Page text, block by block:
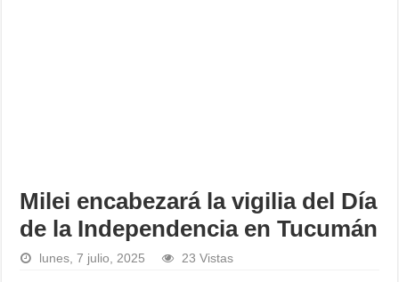
Milei encabezará la vigilia del Día
de la Independencia en Tucumán
lunes, 7 julio, 2025 23 Vistas